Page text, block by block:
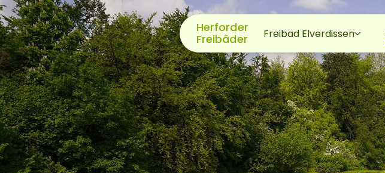
Herforder
Freibäder
Freibad Elverdissen